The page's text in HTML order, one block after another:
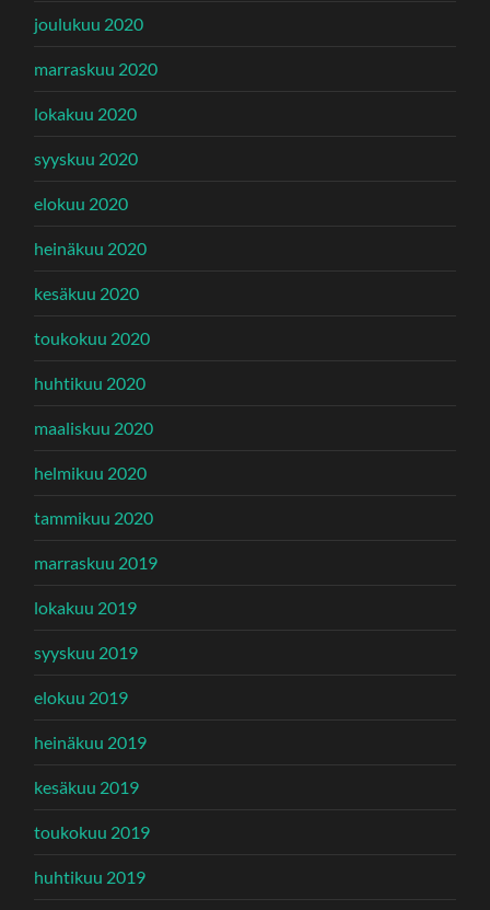
joulukuu 2020
marraskuu 2020
lokakuu 2020
syyskuu 2020
elokuu 2020
heinäkuu 2020
kesäkuu 2020
toukokuu 2020
huhtikuu 2020
maaliskuu 2020
helmikuu 2020
tammikuu 2020
marraskuu 2019
lokakuu 2019
syyskuu 2019
elokuu 2019
heinäkuu 2019
kesäkuu 2019
toukokuu 2019
huhtikuu 2019